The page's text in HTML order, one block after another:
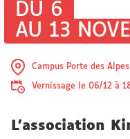
Vie
associative
DU 6
AU 13
Campus Porte des Alpes
Vernissage le 06/12 à
L'association